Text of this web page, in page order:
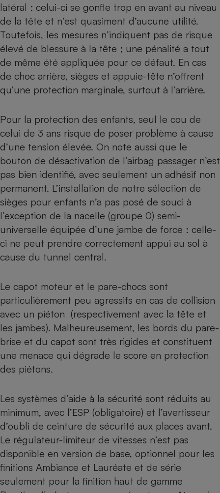
latéral : celui-ci se gonfle trop en avant au niveau
de la tête et n’est quasiment d’aucune utilité.
Toutefois, les mesures n’indiquent pas de risque
élevé de blessure à la tête ; une pénalité a tout
de même été appliquée pour ce défaut. En cas
de choc arrière, sièges et appuie-tête n’offrent
qu’une protection marginale, surtout à l’arrière.
Pour la protection des enfants, seul le cou de
celui de 3 ans risque de poser problème à cause
d’une tension élevée. On note aussi que le
bouton de désactivation de l’airbag passager n’est
pas bien identifié, avec seulement un adhésif non
permanent. L’installation de notre sélection de
sièges pour enfants n’a pas posé de souci à
l’exception de la nacelle (groupe 0) semi-
universelle équipée d’une jambe de force : celle-
ci ne peut prendre correctement appui au sol à
cause du tunnel central.
Le capot moteur et le pare-chocs sont
particulièrement peu agressifs en cas de collision
avec un piéton (respectivement avec la tête et
les jambes). Malheureusement, les bords du pare-
brise et du capot sont très rigides et constituent
une menace qui dégrade le score en protection
des piétons.
Les systèmes d’aide à la sécurité sont réduits au
minimum, avec l’ESP (obligatoire) et l’avertisseur
d’oubli de ceinture de sécurité aux places avant.
Le régulateur-limiteur de vitesses n’est pas
disponible en version de base, optionnel pour les
finitions Ambiance et Lauréate et de série
seulement pour la finition haut de gamme